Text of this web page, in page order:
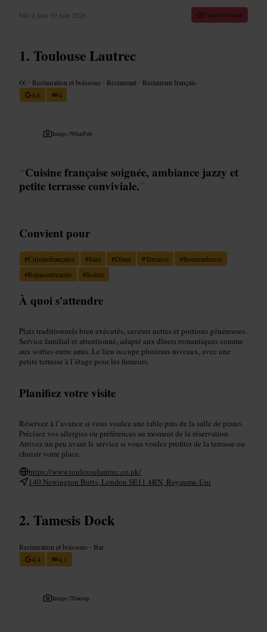
Mis à jour 10 juin 2026 7 min de lecture
Toulouse Lautrec
€€ • Restauration et boissons • Restaurant • Restaurant français
4,6
4
Image /WhatPub
“Cuisine française soignée, ambiance jazzy et
petite terrasse conviviale.”
Convient pour
#Cuisinefrançaise #Jazz #Dîner #Terrasse #Bonneadresse
#Repasentreamis #Soirée
À quoi s'attendre
Plats traditionnels bien exécutés, saveurs nettes et portions généreuses.
Service familial et attentionné, adapté aux dîners romantiques comme
aux sorties entre amis. Le lieu occupe plusieurs niveaux, avec une
petite terrasse à l’étage pour les fumeurs.
Planifiez votre visite
Réservez à l’avance si vous voulez une table près de la salle de piano.
Précisez vos allergies ou préférences au moment de la réservation.
Arrivez un peu avant le service si vous voulez profiter de la terrasse ou
choisir votre place.
https://www.toulouselautrec.co.uk/
140 Newington Butts, London SE11 4RN, Royaume-Uni
Tamesis Dock
Restauration et boissons • Bar
4,4
4,1
Image /Thatsup